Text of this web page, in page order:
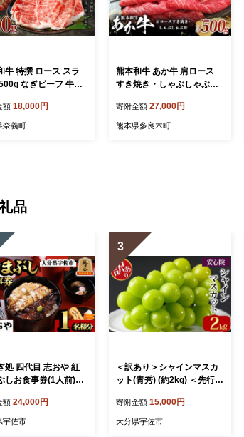
牛 特撰 ロース スラ
なぎビーフ 牛肉
き しゃぶしゃぶ
額 18,000円
奈義町
熊本和牛 あか牛 肩ロース
すき焼き・しゃぶしゃぶ用
スライス すき焼き しゃぶし
ゃぶ 】 046-0788
寄附金額 27,000円
熊本県多良木町
品
処 四代目 志おや 紅
しお食事券(1人前)う
白焼き うな重 ひつ
タレ付き 勝負めし
額 24,000円
宇佐市
3
＜訳あり＞シャインマスカ
ット(青秀) (約2kg) ＜先行予
から順次発送予定＞ ＜北海
道 沖縄 離島配送不可＞ぶど
寄附金額 15,000円
大分県宇佐市